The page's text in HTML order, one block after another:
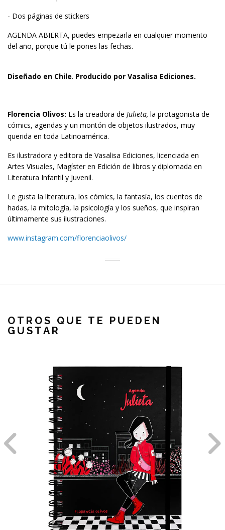
- Dos páginas de stickers
AGENDA ABIERTA, puedes empezarla en cualquier momento
del año, porque tú le pones las fechas.
Diseñado en Chile. Producido por Vasalisa Ediciones.
Florencia Olivos: Es la creadora de Julieta, la protagonista de
cómics, agendas y un montón de objetos ilustrados, muy
querida en toda Latinoamérica.
Es ilustradora y editora de Vasalisa Ediciones, licenciada en
Artes Visuales, Magíster en Edición de libros y diplomada en
Literatura Infantil y Juvenil.
Le gusta la literatura, los cómics, la fantasía, los cuentos de
hadas, la mitología, la psicología y los sueños, que inspiran
últimamente sus ilustraciones.
www.instagram.com/florenciaolivos/
OTROS QUE TE PUEDEN
GUSTAR